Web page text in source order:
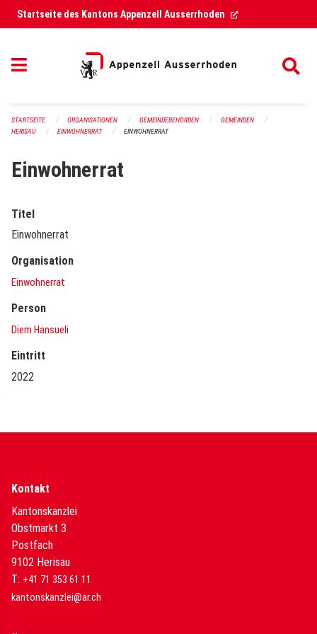
Navigation überspringen
Startseite des Kantons Appenzell Ausserrhoden (External Link)
STARTSEITE ORGANISATIONEN GEMEINDEBEHÖRDEN
GEMEINDEN
HERISAU
EINWOHNERRAT EINWOHNERRAT
Einwohnerrat
Titel
Einwohnerrat
Organisation
Einwohnerrat
Person
Diem Hansueli
Eintritt
2022
Kontakt
Kantonskanzlei
Obstmarkt 3
Postfach
9102 Herisau
T: +41 71 353 61 11
kantonskanzlei@ar.ch